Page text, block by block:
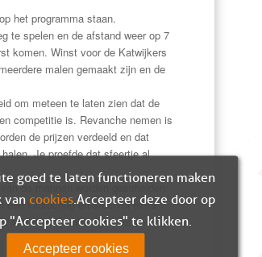
het programma staan.
te spelen en de afstand weer op 7
komen. Winst voor de Katwijkers
malen gemaakt zijn en de
om meteen te laten zien dat de
competitie is. Revanche nemen is
de prijzen verdeeld en dat
Je proefde dat sfeertje al
de mannen worden gescheiden.
een luidruchtig en sfeervol extra
staf daarbij natuurlijk heel veel
goed te laten functioneren maken
van cookies. Accepteer deze door op
"Accepteer cookies" te klikken.
Accepteer cookies